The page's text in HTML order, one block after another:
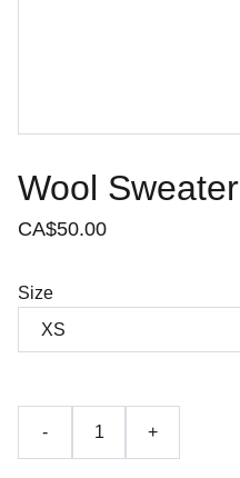
Wool Sweater
CA$50.00
Size
- +